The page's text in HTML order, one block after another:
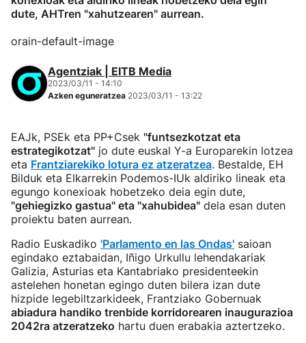
dute, AHTren "xahutzearen" aurrean.
orain-default-image
Agentziak | EITB Media
2023/03/11 - 14:10
Azken eguneratzea 2023/03/11 - 13:22
EAJk, PSEk eta PP+Csek "funtsezkotzat eta
estrategikotzat" jo dute euskal Y-a Europarekin lotzea
eta Frantziarekiko lotura ez atzeratzea. Bestalde, EH
Bilduk eta Elkarrekin Podemos-IUk aldiriko lineak eta
egungo konexioak hobetzeko deia egin dute,
"gehiegizko gastua" eta "xahubidea" dela esan duten
proiektu baten aurrean.
Radio Euskadiko 'Parlamento en las Ondas' saioan
egindako eztabaidan, Iñigo Urkullu lehendakariak
Galizia, Asturias eta Kantabriako presidenteekin
astelehen honetan egingo duten bilera izan dute
hizpide legebiltzarkideek, Frantziako Gobernuak
abiadura handiko trenbide korridorearen inaugurazioa
2042ra atzeratzeko hartu duen erabakia aztertzeko.